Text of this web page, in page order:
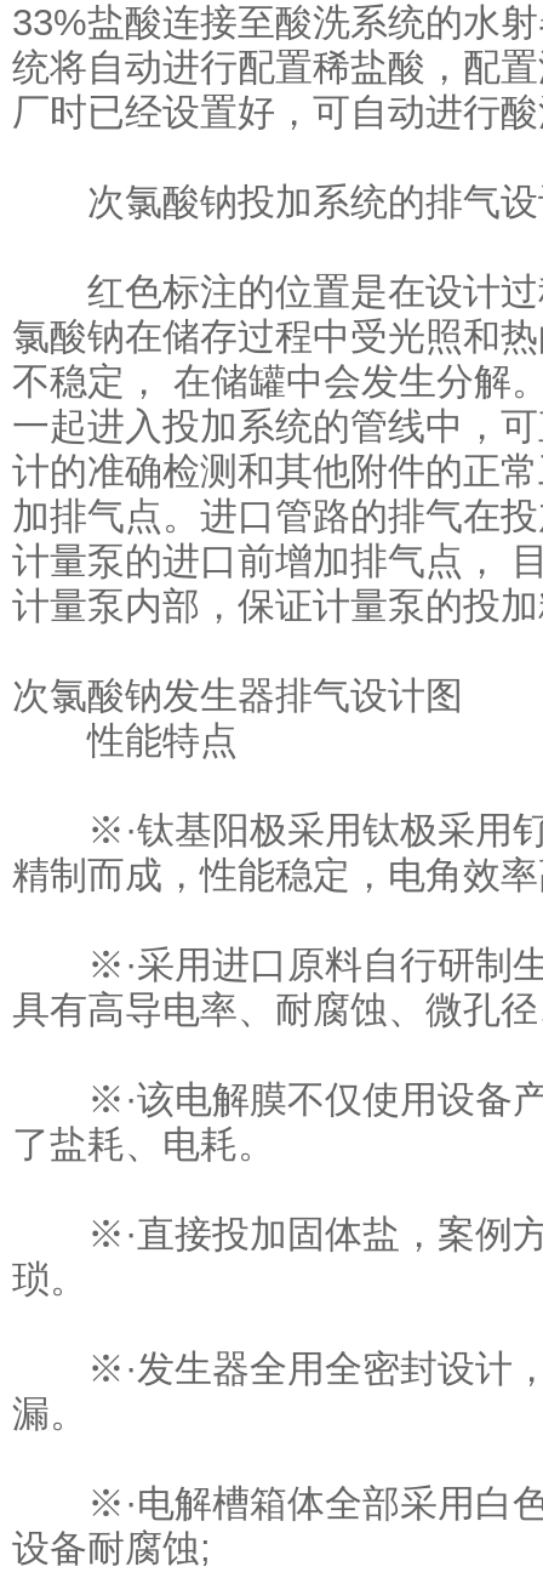
33%盐酸连接至酸洗系统的水
统将自动进行配置稀盐酸，配
厂时已经设置好，可自动进行
次氯酸钠投加系统的排气设
红色标注的位置是在设计过
氯酸钠在储存过程中受光照和
不稳定， 在储罐中会发生分解
一起进入投加系统的管线中，
计的准确检测和其他附件的正
加排气点。进口管路的排气在
计量泵的进口前增加排气点，
计量泵内部，保证计量泵的投
次氯酸钠发生器排气设计图
性能特点
※·钛基阳极采用钛极采用钌
精制而成，性能稳定，电角效
※·采用进口原料自行研制生
具有高导电率、耐腐蚀、微孔
※·该电解膜不仅使用设备产
了盐耗、电耗。
※·直接投加固体盐，案例方
琐。
※·发生器全用全密封设计，
漏。
※·电解槽箱体全部采用白色
设备耐腐蚀;